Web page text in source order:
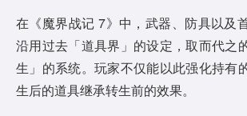
在《魔界战记 7》中，武器、防具以及
沿用过去「道具界」的设定，取而代之
生」的系统。玩家不仅能以此强化持有
生后的道具继承转生前的效果。